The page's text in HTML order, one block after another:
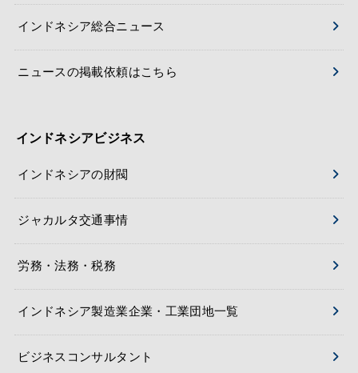
インドネシア総合ニュース
ニュースの掲載依頼はこちら
インドネシアビジネス
インドネシアの財閥
ジャカルタ交通事情
労務・法務・税務
インドネシア製造業企業・工業団地一覧
ビジネスコンサルタント